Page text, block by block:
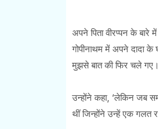
अपने पिता वीरप्पन के
गोपीनाथम में अपने दादा
मुझसे बात की फिर चले
उन्होंने कहा, ‘लेकिन जब
थीं जिन्होंने उन्हें एक गलत